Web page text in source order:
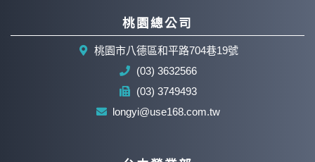
桃園總公司
桃園市八德區和平路704巷19號
(03) 3632566
(03) 3749493
longyi@use168.com.tw